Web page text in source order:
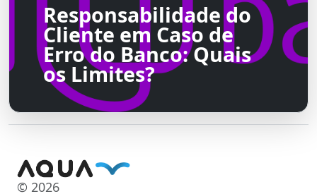
Responsabilidade do
Cliente em Caso de
Erro do Banco: Quais
os Limites?
© 2026